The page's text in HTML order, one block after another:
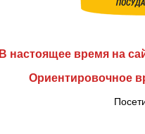
В настоящее время на
Ориентировочное